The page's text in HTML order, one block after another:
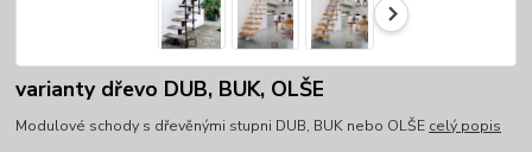
varianty dřevo DUB, BUK, OLŠE
Modulové schody s dřevěnými stupni DUB, BUK nebo OLŠE celý popis